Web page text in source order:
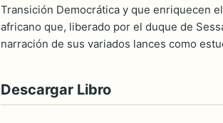
Transición Democrática y que enriquecen
africano que, liberado por el duque de
narración de sus variados lances como
Descargar Libro